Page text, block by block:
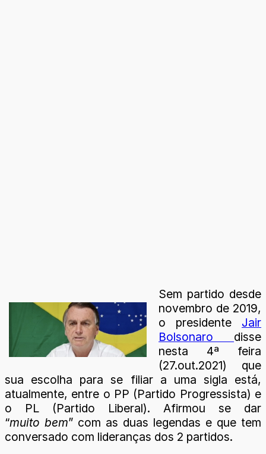
Sem partido desde
novembro de 2019,
o presidente Jair
Bolsonaro disse
nesta 4ª feira
(27.out.2021) que
sua escolha para se filiar a uma sigla está,
atualmente, entre o PP (Partido Progressista) e
o PL (Partido Liberal). Afirmou se dar
“muito bem” com as duas legendas e que tem
conversado com lideranças dos 2 partidos.